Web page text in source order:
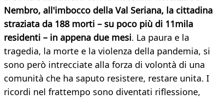
Nembro, all'imbocco della Val Seriana, la cittadina
straziata da 188 morti – su poco più di 11mila
residenti – in appena due mesi. La paura e la
tragedia, la morte e la violenza della pandemia, si
sono però intrecciate alla forza di volontà di una
comunità che ha saputo resistere, restare unita. I
ricordi nel frattempo sono diventati riflessione,